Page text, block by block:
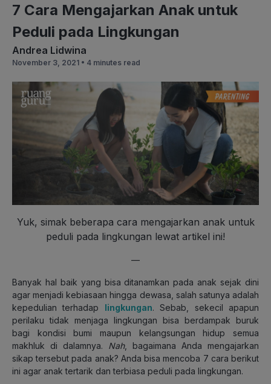
7 Cara Mengajarkan Anak untuk
Peduli pada Lingkungan
Andrea Lidwina
November 3, 2021 • 4 minutes read
Yuk, simak beberapa cara mengajarkan anak untuk
peduli pada lingkungan lewat artikel ini!
—
Banyak hal baik yang bisa ditanamkan pada anak sejak dini
agar menjadi kebiasaan hingga dewasa, salah satunya adalah
kepedulian terhadap lingkungan. Sebab, sekecil apapun
perilaku tidak menjaga lingkungan bisa berdampak buruk
bagi kondisi bumi maupun kelangsungan hidup semua
makhluk di dalamnya. Nah, bagaimana Anda mengajarkan
sikap tersebut pada anak? Anda bisa mencoba 7 cara berikut
ini agar anak tertarik dan terbiasa peduli pada lingkungan.